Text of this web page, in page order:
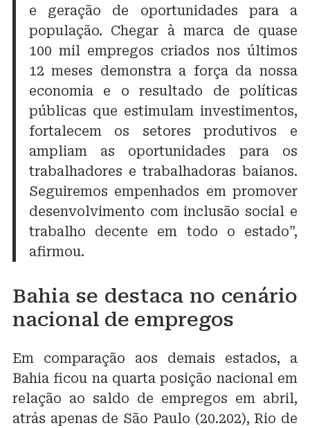
e geração de oportunidades para a
população. Chegar à marca de quase
100 mil empregos criados nos últimos
12 meses demonstra a força da nossa
economia e o resultado de políticas
públicas que estimulam investimentos,
fortalecem os setores produtivos e
ampliam as oportunidades para os
trabalhadores e trabalhadoras baianos.
Seguiremos empenhados em promover
desenvolvimento com inclusão social e
trabalho decente em todo o estado”,
afirmou.
Bahia se destaca no cenário
nacional de empregos
Em comparação aos demais estados, a
Bahia ficou na quarta posição nacional em
relação ao saldo de empregos em abril,
atrás apenas de São Paulo (20.202), Rio de